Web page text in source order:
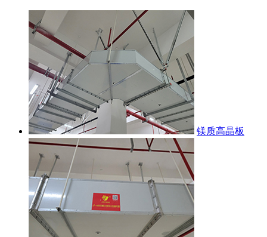
镁质高晶板